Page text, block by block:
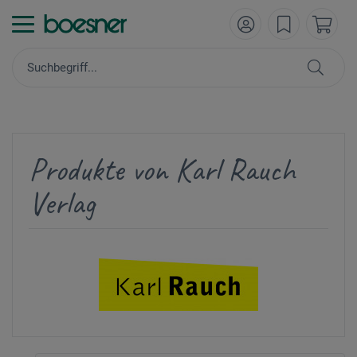
Produkte von Karl Rauch
Verlag